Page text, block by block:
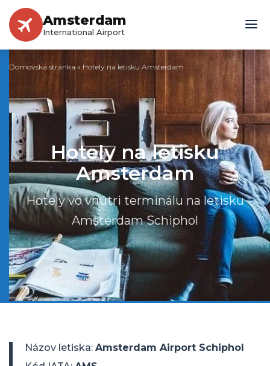
Amsterdam
International Airport
Domovská stránka » Hotely na letisku Amsterdam
Hotely na letisku
Amsterdam
Hotely vo vnútri terminálu na letisku
Amsterdam Schiphol
Názov letiska: Amsterdam Airport Schiphol